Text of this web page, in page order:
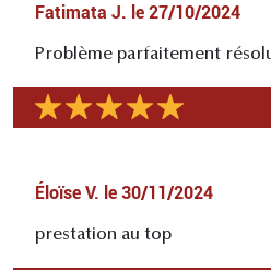
Fatimata J. le 27/10/2024
Problème parfaitement
Éloïse V. le 30/11/2024
prestation au top